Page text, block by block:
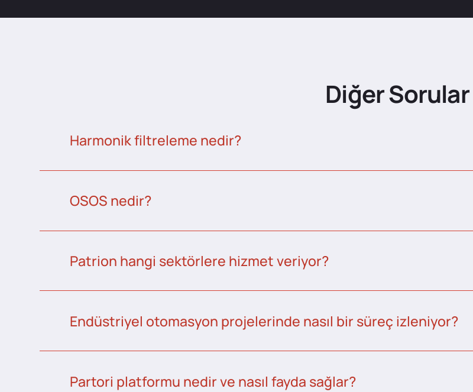
Diğer Sorular
Harmonik filtreleme nedir?
OSOS nedir?
Patrion hangi sektörlere hizmet veriyor?
Endüstriyel otomasyon projelerinde nasıl bir süreç izleniyor?
Partori platformu nedir ve nasıl fayda sağlar?